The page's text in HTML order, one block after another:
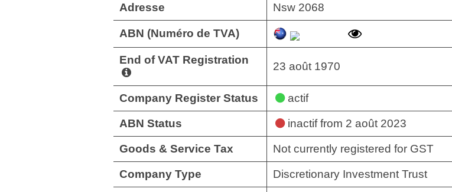
Adresse Nsw 2068
ABN (Numéro de TVA)
End of VAT Registration
23 août 1970
Company Register Status actif
ABN Status inactiffrom 2 août 2023
Goods & Service Tax Not currently registered for GST
Company Type Discretionary Investment Trust